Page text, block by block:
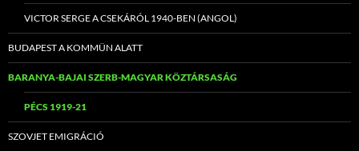
VICTOR SERGE A CSEKÁRÓL 1940-BEN (ANGOL)
BUDAPEST A KOMMÜN ALATT
BARANYA-BAJAI SZERB-MAGYAR KÖZTÁRSASÁG
PÉCS 1919-21
SZOVJET EMIGRÁCIÓ